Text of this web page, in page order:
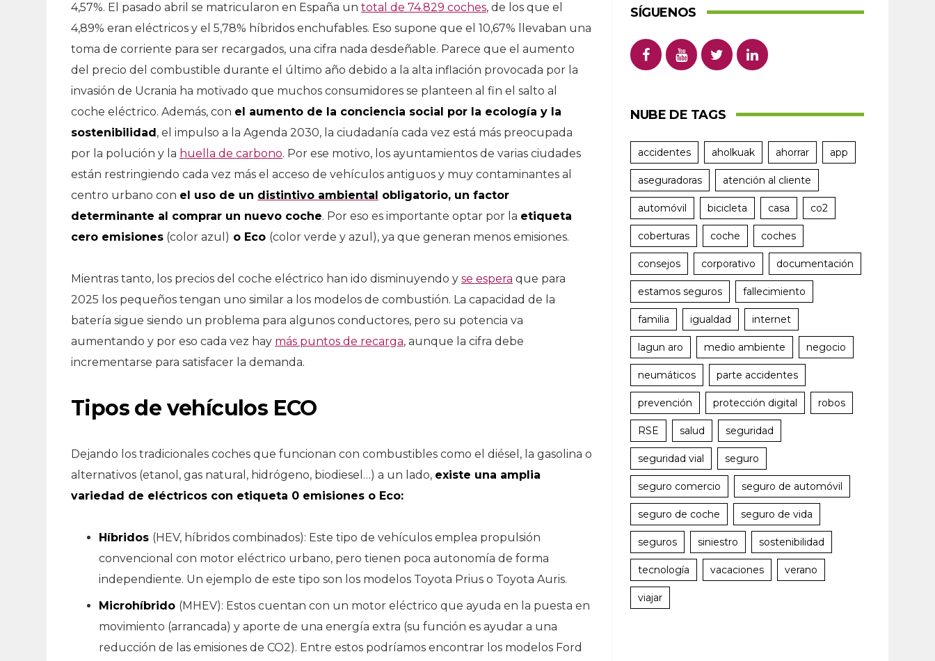
4,57%. El pasado abril se matricularon en España un total de 74.829 coches, de los que el
4,89% eran eléctricos y el 5,78% híbridos enchufables. Eso supone que el 10,67% llevaban una
toma de corriente para ser recargados, una cifra nada desdeñable. Parece que el aumento
del precio del combustible durante el último año debido a la alta inflación provocada por la
invasión de Ucrania ha motivado que muchos consumidores se planteen al fin el salto al
coche eléctrico. Además, con el aumento de la conciencia social por la ecología y la
sostenibilidad, el impulso a la Agenda 2030, la ciudadanía cada vez está más preocupada
por la polución y la huella de carbono. Por ese motivo, los ayuntamientos de varias ciudades
están restringiendo cada vez más el acceso de vehículos antiguos y muy contaminantes al
centro urbano con el uso de un distintivo ambiental obligatorio, un factor
determinante al comprar un nuevo coche. Por eso es importante optar por la etiqueta
cero emisiones (color azul) o Eco (color verde y azul), ya que generan menos emisiones.
Mientras tanto, los precios del coche eléctrico han ido disminuyendo y se espera que para
2025 los pequeños tengan uno similar a los modelos de combustión. La capacidad de la
batería sigue siendo un problema para algunos conductores, pero su potencia va
aumentando y por eso cada vez hay más puntos de recarga, aunque la cifra debe
incrementarse para satisfacer la demanda.
Tipos de vehículos ECO
Dejando los tradicionales coches que funcionan con combustibles como el diésel, la gasolina o
alternativos (etanol, gas natural, hidrógeno, biodiesel…) a un lado, existe una amplia
variedad de eléctricos con etiqueta 0 emisiones o Eco:
Híbridos (HEV, híbridos combinados): Este tipo de vehículos emplea propulsión
convencional con motor eléctrico urbano, pero tienen poca autonomía de forma
independiente. Un ejemplo de este tipo son los modelos Toyota Prius o Toyota Auris.
Microhíbrido (MHEV): Estos cuentan con un motor eléctrico que ayuda en la puesta en
movimiento (arrancada) y aporte de una energía extra (su función es ayudar a una
reducción de las emisiones de CO2). Entre estos podríamos encontrar los modelos Ford
SÍGUENOS
NUBE DE TAGS
accidentes aholkuak ahorrar app
aseguradoras atención al cliente
automóvil bicicleta casa co2
coberturas coche coches
consejos corporativo documentación
estamos seguros fallecimiento
familia igualdad internet
lagun aro medio ambiente negocio
neumáticos parte accidentes
prevención protección digital robos
RSE salud seguridad
seguridad vial seguro
seguro comercio seguro de automóvil
seguro de coche seguro de vida
seguros siniestro sostenibilidad
tecnología vacaciones verano
viajar